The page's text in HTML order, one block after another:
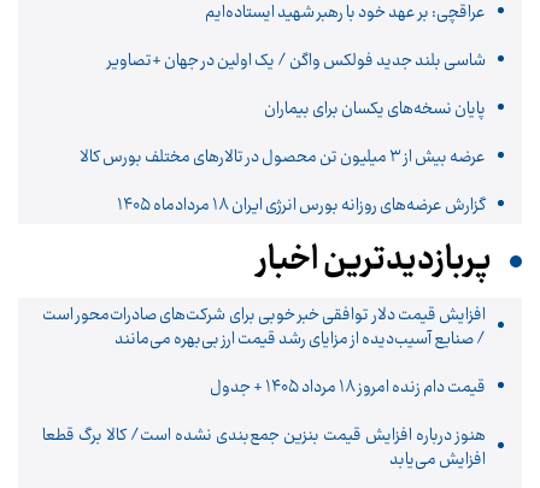
عراقچی: بر عهد خود با رهبر شهید ایستاده‌ایم
شاسی بلند جدید فولکس واگن / یک اولین در جهان +تصاویر
پایان نسخه‌های یکسان برای بیماران
عرضه بیش از ۳ میلیون تن محصول در تالارهای مختلف بورس کالا
گزارش عرضه‌های روزانه بورس انرژی ایران 18 مردادماه ۱۴۰۵
پربازدیدترین اخبار
افزایش قیمت دلار توافقی خبر خوبی برای شرکت‌های صادرات‌محور است
/ صنایع آسیب‌دیده از مزایای رشد قیمت ارز بی‌بهره می‌مانند
قیمت دام زنده امروز ۱۸ مرداد ۱۴۰۵ + جدول
هنوز درباره افزایش قیمت بنزین جمع‌بندی نشده است/ کالا برگ قطعا
افزایش می‌یابد